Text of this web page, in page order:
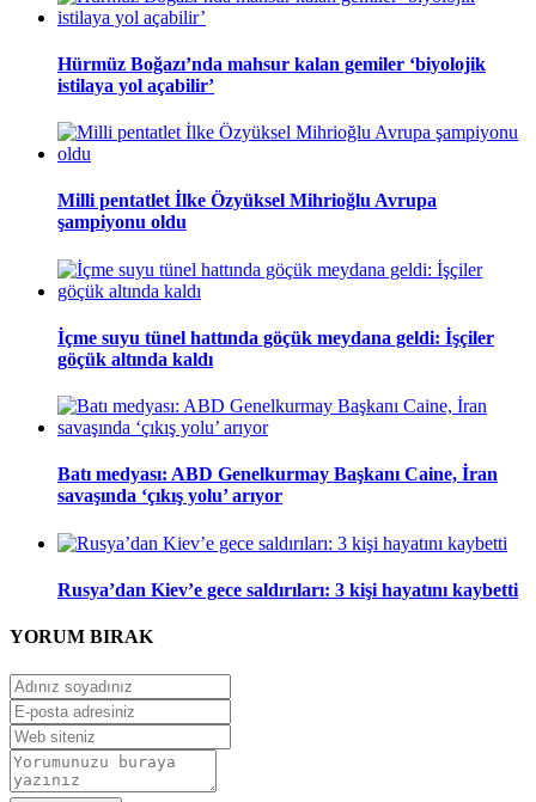
Hürmüz Boğazı’nda mahsur kalan gemiler ‘biyolojik
istilaya yol açabilir’
Milli pentatlet İlke Özyüksel Mihrioğlu Avrupa
şampiyonu oldu
İçme suyu tünel hattında göçük meydana geldi: İşçiler
göçük altında kaldı
Batı medyası: ABD Genelkurmay Başkanı Caine, İran
savaşında ‘çıkış yolu’ arıyor
Rusya’dan Kiev’e gece saldırıları: 3 kişi hayatını kaybetti
YORUM BIRAK